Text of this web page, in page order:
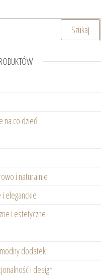
Szukaj
na co dzień
i naturalnie
eleganckie
i estetyczne
dodatek
i design